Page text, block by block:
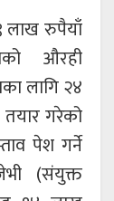
लाख रुपैयाँ
औरही
लागि २४
गरेको
पेश गर्ने
(संयुक्त